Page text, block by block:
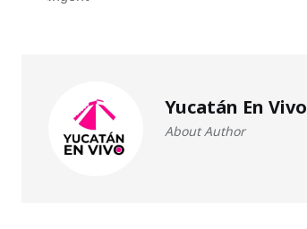
Yucatán En Vivo
About Author